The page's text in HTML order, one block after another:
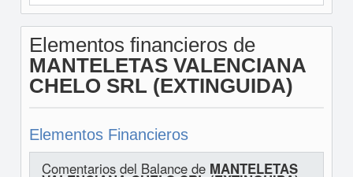
Elementos financieros de
MANTELETAS VALENCIANA
CHELO SRL (EXTINGUIDA)
Elementos Financieros
Comentarios del Balance de MANTELETAS